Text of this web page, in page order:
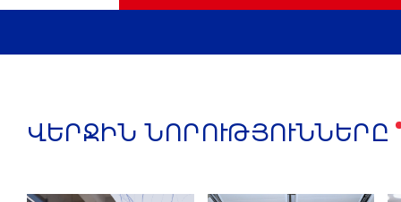
ՎԵՐՋԻՆ ՆՈՐՈՒԹՅՈՒՆՆԵՐԸ